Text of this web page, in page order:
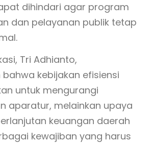
dihindari agar program
dan pelayanan publik tetap
Tri Adhianto,
kebijakan efisiensi
untuk mengurangi
aparatur, melainkan upaya
keuangan daerah
kewajiban yang harus